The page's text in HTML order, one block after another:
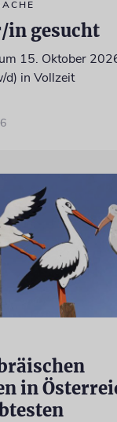
in gesucht
15. Oktober
d) in Vollzeit
in